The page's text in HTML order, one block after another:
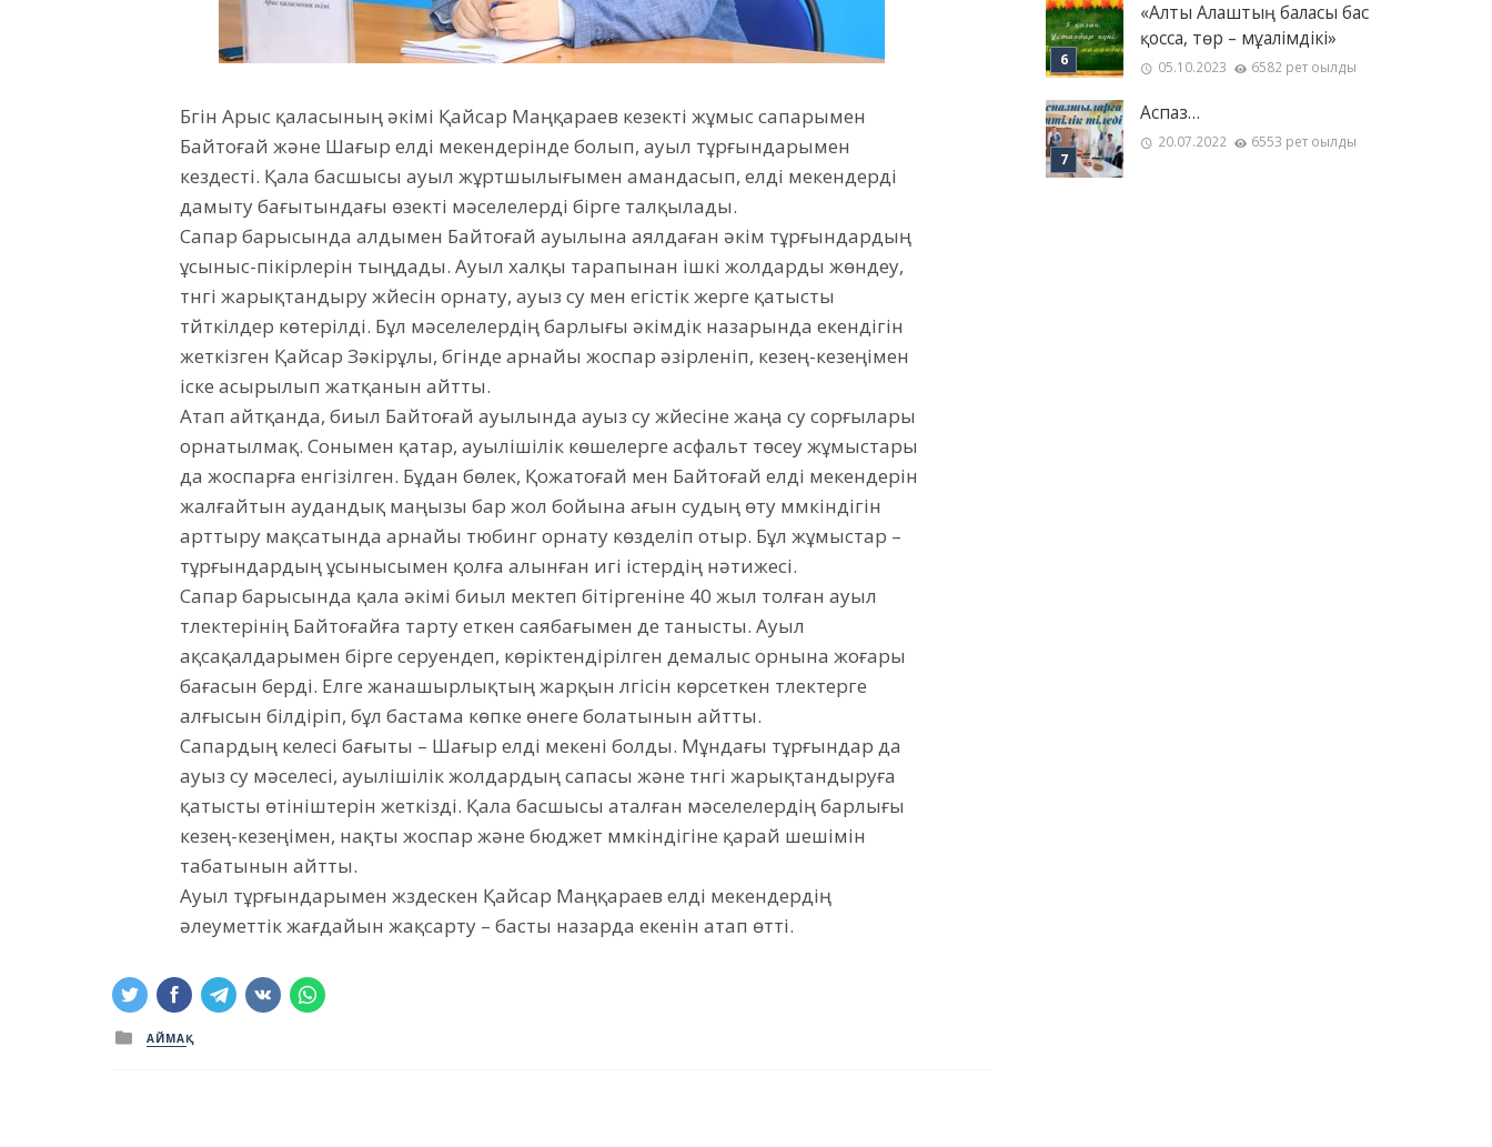
Бүгін Арыс қаласының әкімі Қайсар Маңқараев кезекті жұмыс сапарымен
Байтоғай және Шағыр елді мекендерінде болып, ауыл тұрғындарымен
кездесті. Қала басшысы ауыл жұртшылығымен амандасып, елді мекендерді
дамыту бағытындағы өзекті мәселелерді бірге талқылады.
Сапар барысында алдымен Байтоғай ауылына аялдаған әкім тұрғындардың
ұсыныс-пікірлерін тыңдады. Ауыл халқы тарапынан ішкі жолдарды жөндеу,
түнгі жарықтандыру жүйесін орнату, ауыз су мен егістік жерге қатысты
түйткілдер көтерілді. Бұл мәселелердің барлығы әкімдік назарында екендігін
жеткізген Қайсар Зәкірұлы, бүгінде арнайы жоспар әзірленіп, кезең-кезеңімен
іске асырылып жатқанын айтты.
Атап айтқанда, биыл Байтоғай ауылында ауыз су жүйесіне жаңа су сорғылары
орнатылмақ. Сонымен қатар, ауылішілік көшелерге асфальт төсеу жұмыстары
да жоспарға енгізілген. Бұдан бөлек, Қожатоғай мен Байтоғай елді мекендерін
жалғайтын аудандық маңызы бар жол бойына ағын судың өту мүмкіндігін
арттыру мақсатында арнайы тюбинг орнату көзделіп отыр. Бұл жұмыстар –
тұрғындардың ұсынысымен қолға алынған игі істердің нәтижесі.
Сапар барысында қала әкімі биыл мектеп бітіргеніне 40 жыл толған ауыл
түлектерінің Байтоғайға тарту еткен саябағымен де танысты. Ауыл
ақсақалдарымен бірге серуендеп, көріктендірілген демалыс орнына жоғары
бағасын берді. Елге жанашырлықтың жарқын үлгісін көрсеткен түлектерге
алғысын білдіріп, бұл бастама көпке өнеге болатынын айтты.
Сапардың келесі бағыты – Шағыр елді мекені болды. Мұндағы тұрғындар да
ауыз су мәселесі, ауылішілік жолдардың сапасы және түнгі жарықтандыруға
қатысты өтініштерін жеткізді. Қала басшысы аталған мәселелердің барлығы
кезең-кезеңімен, нақты жоспар және бюджет мүмкіндігіне қарай шешімін
табатынын айтты.
Ауыл тұрғындарымен жүздескен Қайсар Маңқараев елді мекендердің
әлеуметтік жағдайын жақсарту – басты назарда екенін атап өтті.
Posted
in
АЙМАҚ
«Алты Алаштың баласы бас
қосса, төр – мұғалімдікі»
05.10.2023 6582 рет оқылды
Аспаз…
20.07.2022 6553 рет оқылды